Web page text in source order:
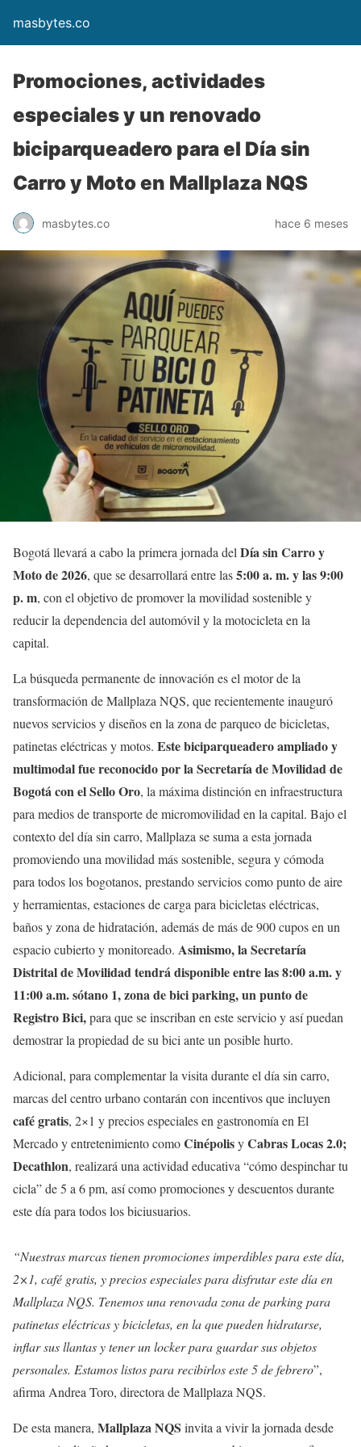
masbytes.co
Promociones, actividades
especiales y un renovado
biciparqueadero para el Día sin
Carro y Moto en Mallplaza NQS
masbytes.co hace 6 meses
Bogotá llevará a cabo la primera jornada del Día sin Carro y
Moto de 2026, que se desarrollará entre las5:00 a. m. y las 9:00
p. m, con el objetivo de promover la movilidad sostenible y
reducir la dependencia del automóvil y la motocicleta en la
capital.
La búsqueda permanente de innovación es el motor de la
transformación de Mallplaza NQS, que recientemente inauguró
nuevos servicios y diseños en la zona de parqueo de bicicletas,
patinetas eléctricas y motos. Este biciparqueadero ampliado y
multimodal fue reconocido por la Secretaría de Movilidad de
Bogotá con el Sello Oro, la máxima distinción en infraestructura
para medios de transporte de micromovilidad en la capital. Bajo el
contexto del día sin carro, Mallplaza se suma a esta jornada
promoviendo una movilidad más sostenible, segura y cómoda
para todos los bogotanos, prestando servicios como punto de aire
y herramientas, estaciones de carga para bicicletas eléctricas,
baños y zona de hidratación, además de más de 900 cupos en un
espacio cubierto y monitoreado. Asimismo, la Secretaría
Distrital de Movilidad tendrá disponible entre las 8:00 a.m. y
11:00 a.m. sótano 1, zona de bici parking, un punto de
Registro Bici,para que se inscriban en este servicio y así puedan
demostrar la propiedad de su bici ante un posible hurto.
Adicional, para complementar la visita durante el día sin carro,
marcas del centro urbano contarán con incentivos que incluyen
café gratis, 2×1 y precios especiales en gastronomía en El
Mercado y entretenimiento comoCinépolisyCabras Locas 2.0;
Decathlon, realizará una actividad educativa “cómo despinchar tu
cicla” de 5 a 6 pm, así como promociones y descuentos durante
este día para todos los biciusuarios.
“Nuestras marcas tienen promociones imperdibles para este día,
2×1, café gratis, y precios especiales para disfrutar este día en
Mallplaza NQS. Tenemos una renovada zona de parking para
patinetas eléctricas y bicicletas, en la que pueden hidratarse,
inflar sus llantas y tener un locker para guardar sus objetos
personales. Estamos listos para recibirlos este 5 de febrero”,
afirma Andrea Toro, directora de Mallplaza NQS.
De esta manera, Mallplaza NQS invita a vivir la jornada desde